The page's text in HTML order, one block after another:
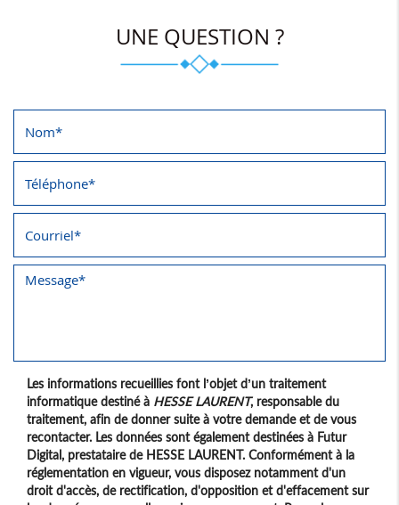
UNE QUESTION ?
Les informations recueillies font l’objet d’un traitement
informatique destiné à HESSE LAURENT, responsable du
traitement, afin de donner suite à votre demande et de vous
recontacter. Les données sont également destinées à Futur
Digital, prestataire de HESSE LAURENT. Conformément à la
réglementation en vigueur, vous disposez notamment d'un
droit d'accès, de rectification, d'opposition et d'effacement sur